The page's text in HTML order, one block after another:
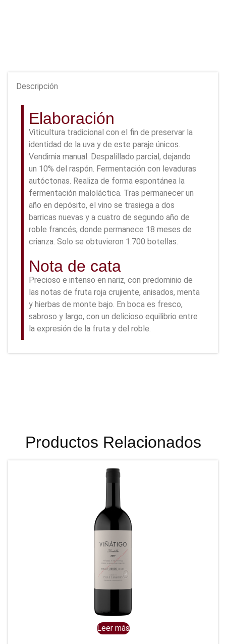
Descripción
Elaboración
Viticultura tradicional con el fin de preservar la
identidad de la uva y de este paraje únicos.
Vendimia manual. Despalillado parcial, dejando
un 10% del raspón. Fermentación con levaduras
autóctonas. Realiza de forma espontánea la
fermentación maloláctica. Tras permanecer un
año en depósito, el vino se trasiega a dos
barricas nuevas y a cuatro de segundo año de
roble francés, donde permanece 18 meses de
crianza. Solo se obtuvieron 1.700 botellas.
Nota de cata
Precioso e intenso en nariz, con predominio de
las notas de fruta roja crujiente, anisados, menta
y hierbas de monte bajo. En boca es fresco,
sabroso y largo, con un delicioso equilibrio entre
la expresión de la fruta y del roble.
Productos Relacionados
Leer más